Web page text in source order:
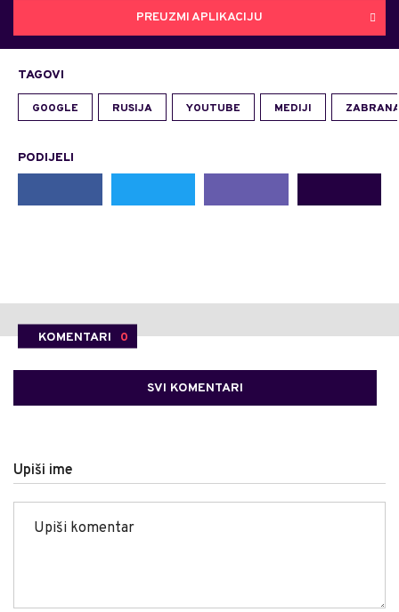
PREUZMI APLIKACIJU
TAGOVI
GOOGLE RUSIJA YOUTUBE MEDIJI
PODIJELI
KOMENTARI 0
SVI KOMENTARI
Upiši ime